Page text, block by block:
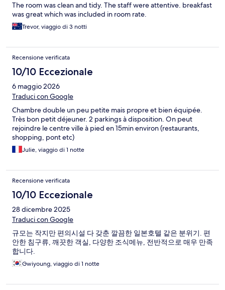
The room was clean and tidy. The staff were attentive. breakfast
was great which was included in room rate.
Trevor, viaggio di 3 notti
Recensione verificata
10/10 Eccezionale
6 maggio 2026
Traduci con Google
Chambre double un peu petite mais propre et bien équipée.
Très bon petit déjeuner. 2 parkings à disposition. On peut
rejoindre le centre ville à pied en 15min environ (restaurants,
shopping, pont etc)
Julie, viaggio di 1 notte
Recensione verificata
10/10 Eccezionale
28 dicembre 2025
Traduci con Google
규모는 작지만 편의시설 다 갖춘 깔끔한 일본호텔 같은 분위기. 편
안한 침구류, 깨끗한 객실, 다양한 조식메뉴, 전반적으로 매우 만족
합니다.
Gwiyoung, viaggio di 1 notte